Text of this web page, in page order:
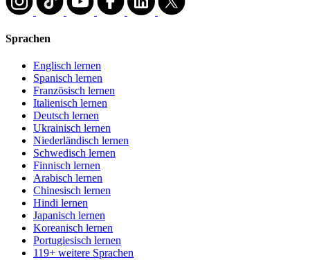
Sprachen
Englisch lernen
Spanisch lernen
Französisch lernen
Italienisch lernen
Deutsch lernen
Ukrainisch lernen
Niederländisch lernen
Schwedisch lernen
Finnisch lernen
Arabisch lernen
Chinesisch lernen
Hindi lernen
Japanisch lernen
Koreanisch lernen
Portugiesisch lernen
119+ weitere Sprachen